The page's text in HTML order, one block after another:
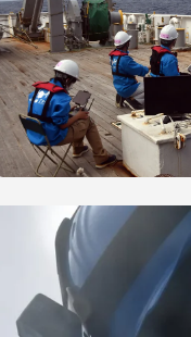
たっての
ト